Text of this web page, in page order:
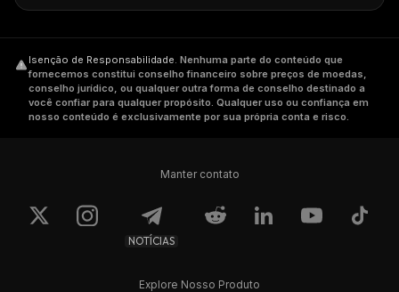
Isenção de Responsabilidade. Nenhuma parte do conteúdo que
fornecemos constitui conselho financeiro sobre preços de moedas,
conselho jurídico, ou qualquer outra forma de conselho destinado a
você confiar para qualquer propósito. Qualquer uso ou confiança em
nosso conteúdo é exclusivamente por sua própria conta e risco.
Manter contato
NOTÍCIAS
Explore Nosso Produto